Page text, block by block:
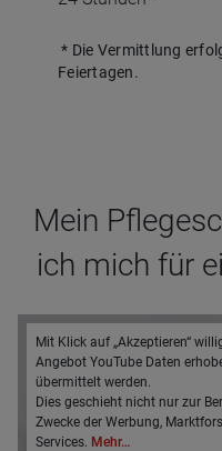
* Die Vermittlung
Feiertagen.
Mein
ich mich für
Mit Klick auf „Akzeptieren“
Angebot YouTube Daten
übermittelt werden.
Dies geschieht nicht nur zur
Zwecke der Werbung,
Services. Mehr…